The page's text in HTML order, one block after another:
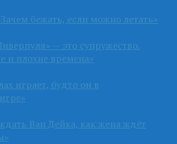
бежать, если можно летать»
— это супружество.
и плохие времена»
играет, будто он в
Ван Дейка, как жена ждёт